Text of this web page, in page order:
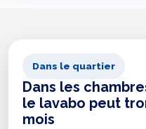
Dans le quartier
Dans les
le lavabo peut
mois